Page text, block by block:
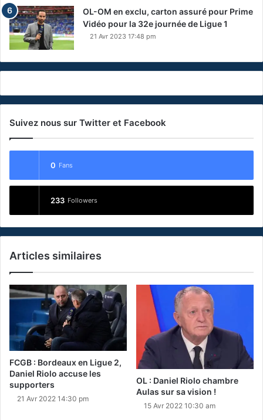
OL-OM en exclu, carton assuré pour Prime
Vidéo pour la 32e journée de Ligue 1
21 Avr 2023 17:48 pm
Suivez nous sur Twitter et Facebook
0 Fans
233 Followers
Articles similaires
FCGB : Bordeaux en Ligue 2,
Daniel Riolo accuse les
supporters
21 Avr 2022 14:30 pm
OL : Daniel Riolo chambre
Aulas sur sa vision !
15 Avr 2022 10:30 am